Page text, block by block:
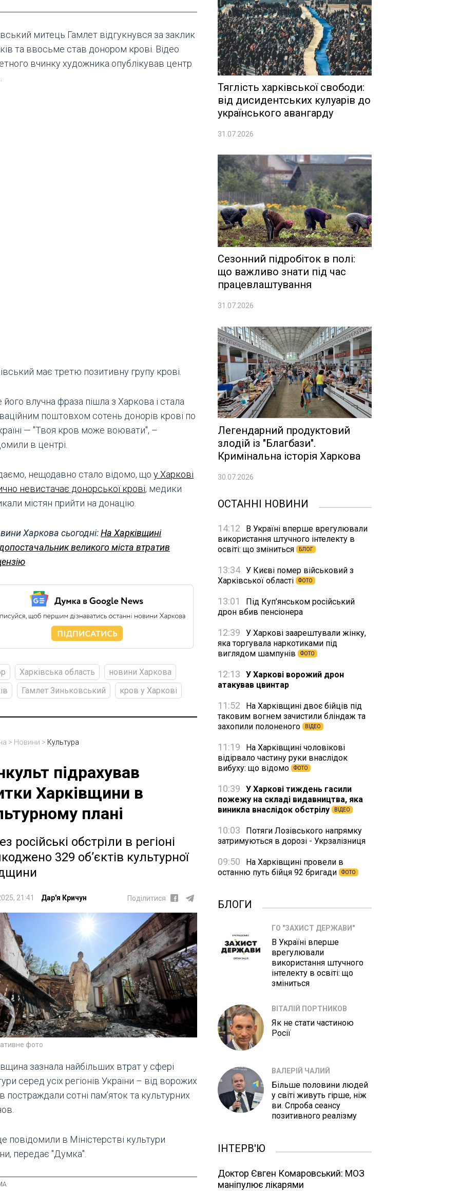
митець Гамлет відгукнувся за заклик
та ввосьме став донором крові. Відео
вчинку художника опублікував центр
має третю позитивну групу крові.
його влучна фраза пішла з Харкова і стала
поштовхом сотень донорів крові по
— "Твоя кров може воювати", –
в центрі.
нещодавно стало відомо, що у Харкові
невистачає донорської крові, медики
містян прийти на донацію.
Харкова сьогодні:На Харківщині
великого міста втратив
Харківська область
новини Харкова
Гамлет Зиньковський кров у Харкові
> Новини > Культура
підрахував
Харківщини в
плані
російські обстріли в регіоні
329 об’єктів культурної
21:41 Дар'я Кричун Поділитися
фото
зазнала найбільших втрат у сфері
серед усіх регіонів України – від ворожих
постраждали сотні пам’яток та культурних
повідомили в Міністерстві культури
передає "Думка".
Тяглість харківської свободи:
від дисидентських кулуарів до
українського авангарду
31.07.2026
Сезонний підробіток в полі:
що важливо знати під час
працевлаштування
31.07.2026
Легендарний продуктовий
злодій із "Благбази".
Кримінальна історія Харкова
30.07.2026
ОСТАННІ НОВИНИ
14:12
В Україні вперше врегулювали
використання штучного інтелекту в
освіті: що зміниться
БЛОГ
13:34 У Києві помер військовий з
Харківської області
ФОТО
13:01
Під Куп’янськом російський
дрон вбив пенсіонера
12:39
У Харкові заарештували жінку,
яка торгувала наркотиками під
виглядом шампунів
ФОТО
12:13
У Харкові ворожий дрон
атакував цвинтар
11:52
На Харківщині двоє бійців під
таковим вогнем зачистили бліндаж та
захопили полоненого
ВІДЕО
11:19
На Харківщині чоловікові
відірвало частину руки внаслідок
вибуху: що відомо
ФОТО
10:39
У Харкові тиждень гасили
пожежу на складі видавництва, яка
виникла внаслідок обстрілу
ВІДЕО
10:03
Потяги Лозівського напрямку
затримуються в дорозі - Укрзалізниця
09:50
На Харківщині провели в
останню путь бійця 92 бригади
ФОТО
БЛОГИ
ГО "ЗАХИСТ ДЕРЖАВИ"
В Україні вперше
врегулювали
використання штучного
інтелекту в освіті: що
зміниться
ВІТАЛІЙ ПОРТНИКОВ
Як не стати частиною
Росії
ВАЛЕРІЙ ЧАЛИЙ
Більше половини людей
у світі живуть гірше, ніж
ви. Спроба сеансу
позитивного реалізму
ІНТЕРВ'Ю
Доктор Євген Комаровський: МОЗ
маніпулює лікарями